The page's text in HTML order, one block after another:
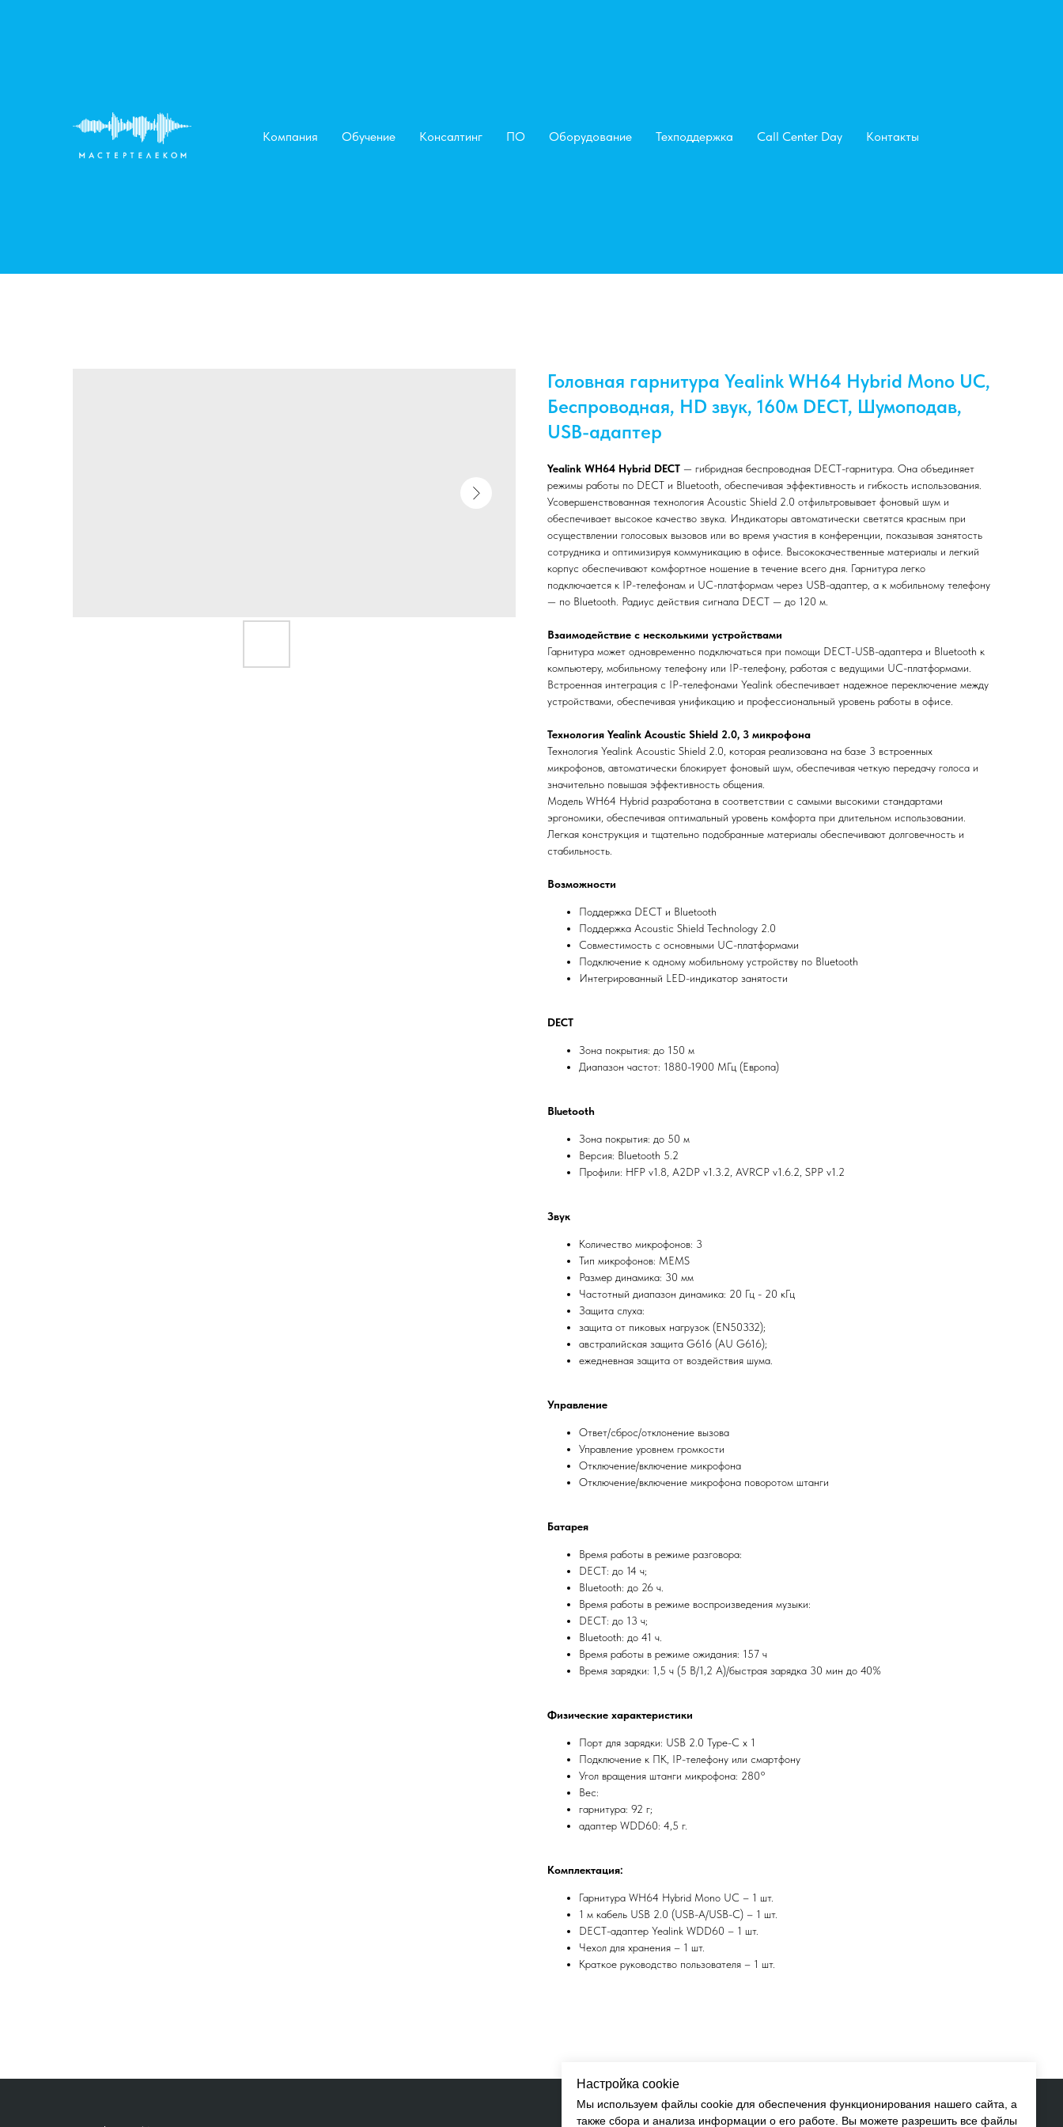
Компания Обучение Консалтинг ПО Оборудование Техподдержка Call Center Day Контакты
Головная гарнитура Yealink WH64 Hybrid Mono UC,
Беспроводная, HD звук, 160м DECT, Шумоподав,
USB-адаптер
Yealink WH64 Hybrid DECT — гибридная беспроводная DECT-гарнитура. Она объединяет
режимы работы по DECT и Bluetooth, обеспечивая эффективность и гибкость использования.
Усовершенствованная технология Acoustic Shield 2.0 отфильтровывает фоновый шум и
обеспечивает высокое качество звука. Индикаторы автоматически светятся красным при
осуществлении голосовых вызовов или во время участия в конференции, показывая занятость
сотрудника и оптимизируя коммуникацию в офисе. Высококачественные материалы и легкий
корпус обеспечивают комфортное ношение в течение всего дня. Гарнитура легко
подключается к IP-телефонам и UC-платформам через USB-адаптер, а к мобильному телефону
— по Bluetooth. Радиус действия сигнала DECT — до 120 м.
Взаимодействие с несколькими устройствами
Гарнитура может одновременно подключаться при помощи DECT-USB-адаптера и Bluetooth к
компьютеру, мобильному телефону или IP-телефону, работая с ведущими UC-платформами.
Встроенная интеграция с IP-телефонами Yealink обеспечивает надежное переключение между
устройствами, обеспечивая унификацию и профессиональный уровень работы в офисе.
Технология Yealink Acoustic Shield 2.0, 3 микрофона
Технология Yealink Acoustic Shield 2.0, которая реализована на базе 3 встроенных
микрофонов, автоматически блокирует фоновый шум, обеспечивая четкую передачу голоса и
значительно повышая эффективность общения.
Модель WH64 Hybrid разработана в соответствии с самыми высокими стандартами
эргономики, обеспечивая оптимальный уровень комфорта при длительном использовании.
Легкая конструкция и тщательно подобранные материалы обеспечивают долговечность и
стабильность.
Возможности
Поддержка DECT и Bluetooth
Поддержка Acoustic Shield Technology 2.0
Совместимость с основными UC-платформами
Подключение к одному мобильному устройству по Bluetooth
Интегрированный LED-индикатор занятости
DECT
Зона покрытия: до 150 м
Диапазон частот: 1880-1900 МГц (Европа)
Bluetooth
Зона покрытия: до 50 м
Версия: Bluetooth 5.2
Профили: HFP v1.8, A2DP v1.3.2, AVRCP v1.6.2, SPP v1.2
Звук
Количество микрофонов: 3
Тип микрофонов: MEMS
Размер динамика: 30 мм
Частотный диапазон динамика: 20 Гц - 20 кГц
Защита слуха:
защита от пиковых нагрузок (EN50332);
австралийская защита G616 (AU G616);
ежедневная защита от воздействия шума.
Управление
Ответ/сброс/отклонение вызова
Управление уровнем громкости
Отключение/включение микрофона
Отключение/включение микрофона поворотом штанги
Батарея
Время работы в режиме разговора:
DECT: до 14 ч;
Bluetooth: до 26 ч.
Время работы в режиме воспроизведения музыки:
DECT: до 13 ч;
Bluetooth: до 41 ч.
Время работы в режиме ожидания: 157 ч
Время зарядки: 1,5 ч (5 B/1,2 A)/быстрая зарядка 30 мин до 40%
Физические характеристики
Порт для зарядки: USB 2.0 Type-C x 1
Подключение к ПК, IP-телефону или смартфону
Угол вращения штанги микрофона: 280°
Вес:
гарнитура: 92 г;
адаптер WDD60: 4,5 г.
Комплектация:
Гарнитура WH64 Hybrid Mono UC – 1 шт.
1 м кабель USB 2.0 (USB-A/USB-C) – 1 шт.
DECT-адаптер Yealink WDD60 – 1 шт.
Чехол для хранения – 1 шт.
Краткое руководство пользователя – 1 шт.
Настройка cookie
Мы используем файлы cookie для обеспечения функционирования нашего сайта, а
также сбора и анализа информации о его работе. Вы можете разрешить все файлы